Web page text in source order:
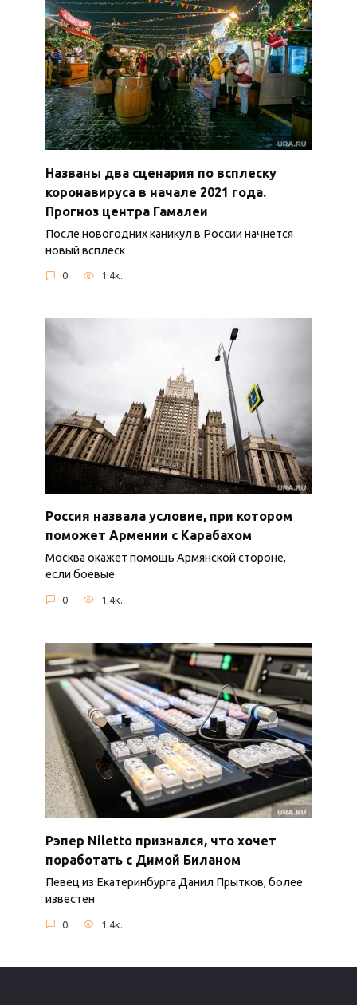
Названы два сценария по всплеску
коронавируса в начале 2021 года.
Прогноз центра Гамалеи
После новогодних каникул в России начнется
новый всплеск
0 1.4к.
Россия назвала условие, при котором
поможет Армении с Карабахом
Москва окажет помощь Армянской стороне,
если боевые
0 1.4к.
Рэпер Niletto признался, что хочет
поработать с Димой Биланом
Певец из Екатеринбурга Данил Прытков, более
известен
0 1.4к.